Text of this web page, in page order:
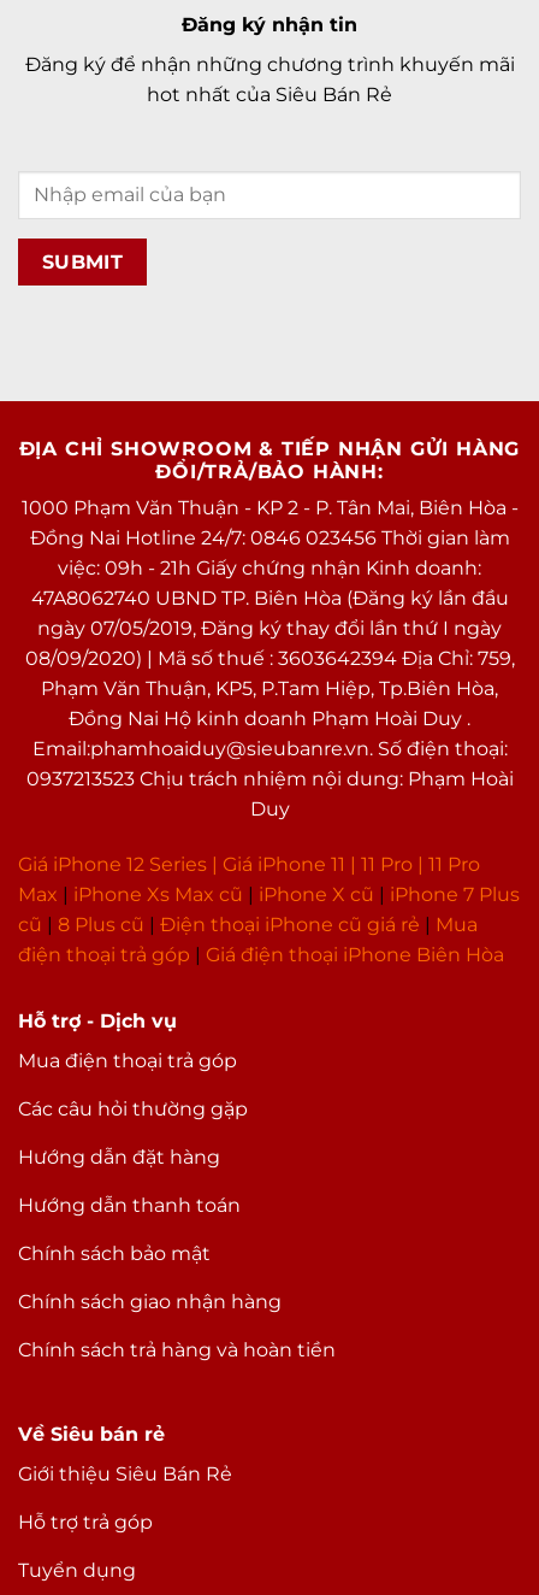
Đăng ký nhận tin
Đăng ký để nhận những chương trình khuyến mãi
hot nhất của Siêu Bán Rẻ
Hỗ trợ - Dịch vụ
Mua điện thoại trả góp
Các câu hỏi thường gặp
Hướng dẫn đặt hàng
Hướng dẫn thanh toán
Chính sách bảo mật
Chính sách giao nhận hàng
Chính sách trả hàng và hoàn tiền
Về Siêu bán rẻ
Giới thiệu Siêu Bán Rẻ
Hỗ trợ trả góp
Tuyển dụng
ĐỊA CHỈ SHOWROOM & TIẾP NHẬN GỬI HÀNG
ĐỔI/TRẢ/BẢO HÀNH:
1000 Phạm Văn Thuận - KP 2 - P. Tân Mai, Biên Hòa -
Đồng Nai Hotline 24/7: 0846 023456 Thời gian làm
việc: 09h - 21h Giấy chứng nhận Kinh doanh:
47A8062740 UBND TP. Biên Hòa (Đăng ký lần đầu
ngày 07/05/2019, Đăng ký thay đổi lần thứ I ngày
08/09/2020) | Mã số thuế : 3603642394 Địa Chỉ: 759,
Phạm Văn Thuận, KP5, P.Tam Hiệp, Tp.Biên Hòa,
Đồng Nai Hộ kinh doanh Phạm Hoài Duy .
Email:phamhoaiduy@sieubanre.vn. Số điện thoại:
0937213523 Chịu trách nhiệm nội dung: Phạm Hoài
Duy
Giá iPhone 12 Series | Giá iPhone 11 | 11 Pro | 11 Pro
Max | iPhone Xs Max cũ | iPhone X cũ | iPhone 7 Plus
cũ | 8 Plus cũ | Điện thoại iPhone cũ giá rẻ | Mua
điện thoại trả góp | Giá điện thoại iPhone Biên Hòa